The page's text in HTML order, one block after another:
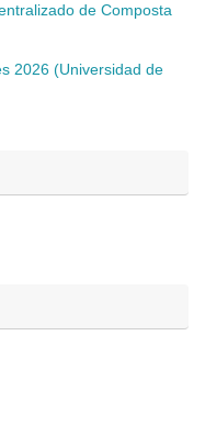
de Composta
2026 (Universidad de